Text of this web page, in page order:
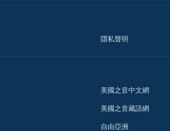
隱私聲明
美國之音中文網
美國之音藏語網
自由亞洲